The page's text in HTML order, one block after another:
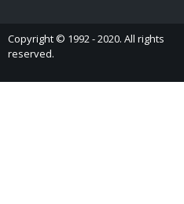
Copyright © 1992 - 2020. All rights
reserved.